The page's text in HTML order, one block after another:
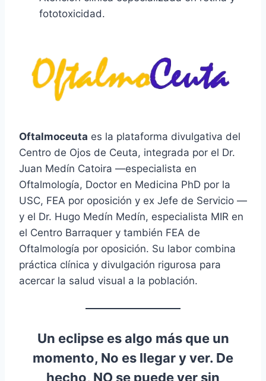
fototoxicidad.
Oftalmoceuta es la plataforma divulgativa del
Centro de Ojos de Ceuta, integrada por el Dr.
Juan Medín Catoira —especialista en
Oftalmología, Doctor en Medicina PhD por la
USC, FEA por oposición y ex Jefe de Servicio —
y el Dr. Hugo Medín Medín, especialista MIR en
el Centro Barraquer y también FEA de
Oftalmología por oposición. Su labor combina
práctica clínica y divulgación rigurosa para
acercar la salud visual a la población.
Un eclipse es algo más que un
momento, No es llegar y ver. De
hecho, NO se puede ver sin